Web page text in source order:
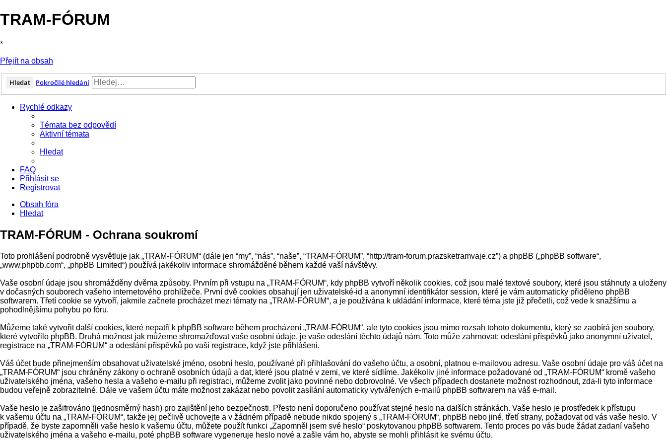
TRAM-FÓRUM
*
Přejít na obsah
Hledat Pokročilé hledání
Rychlé odkazy
Témata bez odpovědí
Aktivní témata
Hledat
FAQ
Přihlásit se
Registrovat
Obsah fóra
Hledat
TRAM-FÓRUM - Ochrana soukromí
Toto prohlášení podrobně vysvětluje jak „TRAM-FÓRUM“ (dále jen “my”, “nás”, “naše”, “TRAM-FÓRUM”, “http://tram-forum.prazsketramvaje.cz”) a phpBB („phpBB software“,
„www.phpbb.com“, „phpBB Limited“) používá jakékoliv informace shromážděné během každé vaší návštěvy.
Vaše osobní údaje jsou shromážděny dvěma způsoby. Prvním při vstupu na „TRAM-FÓRUM“, kdy phpBB vytvoří několik cookies, což jsou malé textové soubory, které jsou stáhnuty a uloženy
v dočasných souborech vašeho internetového prohlížeče. První dvě cookies obsahují jen uživatelské-id a anonymní identifikátor session, které je vám automaticky přiděleno phpBB
softwarem. Třetí cookie se vytvoří, jakmile začnete procházet mezi tématy na „TRAM-FÓRUM“, a je používána k ukládání informace, které téma jste již přečetli, což vede k snažšímu a
pohodlnějšímu pohybu po fóru.
Můžeme také vytvořit další cookies, které nepatří k phpBB software během procházení „TRAM-FÓRUM“, ale tyto cookies jsou mimo rozsah tohoto dokumentu, který se zaobírá jen soubory,
které vytvořilo phpBB. Druhá možnost jak můžeme shromažďovat vaše osobní údaje, je vaše odeslání těchto údajů nám. Toto může zahrnovat: odeslání příspěvků jako anonymní uživatel,
registrace na „TRAM-FÓRUM“ a odeslání příspěvků po vaší registrace, když jste přihlášeni.
Váš účet bude přinejmenším obsahovat uživatelské jméno, osobní heslo, používané při přihlašování do vašeho účtu, a osobní, platnou e-mailovou adresu. Vaše osobní údaje pro váš účet na
„TRAM-FÓRUM“ jsou chráněny zákony o ochraně osobních údajů a dat, které jsou platné v zemi, ve které sídlíme. Jakékoliv jiné informace požadované od „TRAM-FÓRUM“ kromě vašeho
uživatelského jména, vašeho hesla a vašeho e-mailu při registraci, můžeme zvolit jako povinné nebo dobrovolné. Ve všech případech dostanete možnost rozhodnout, zda-li tyto informace
budou veřejně zobrazitelné. Dále ve vašem účtu máte možnost zakázat nebo povolit zasílání automaticky vytvářených e-mailů phpBB softwarem na váš e-mail.
Vaše heslo je zašifrováno (jednosměrný hash) pro zajištění jeho bezpečnosti. Přesto není doporučeno používat stejné heslo na dalších stránkách. Vaše heslo je prostředek k přístupu
k vašemu účtu na „TRAM-FÓRUM“, takže jej pečlivě uchovejte a v žádném případě nebude nikdo spojený s „TRAM-FÓRUM“, phpBB nebo jiné, třetí strany, požadovat od vás vaše heslo. V
případě, že byste zapomněli vaše heslo k vašemu účtu, můžete použít funkci „Zapomněl jsem své heslo“ poskytovanou phpBB softwarem. Tento proces po vás bude žádat zadaní vašeho
uživatelského jména a vašeho e-mailu, poté phpBB software vygeneruje heslo nové a zašle vám ho, abyste se mohli přihlásit ke svému účtu.